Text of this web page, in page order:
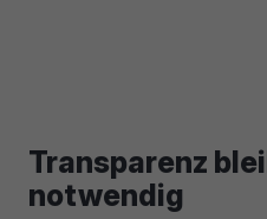
Transparenz
notwendig